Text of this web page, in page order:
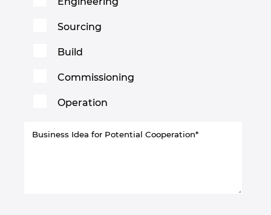
Sourcing
Build
Commissioning
Operation
Philippines